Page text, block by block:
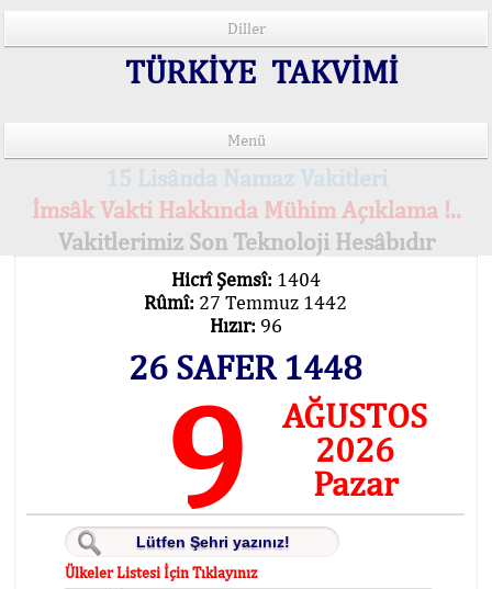
Diller
TÜRKİYE TAKVİMİ
Menü
15 Lisânda Namaz Vakitleri
İmsâk Vakti Hakkında Mühim Açıklama !..
Vakitlerimiz Son Teknoloji Hesâbıdır
Hicrî Şemsî: 1404
Rûmî: 27 Temmuz 1442
Hızır: 96
26 SAFER 1448
9
AĞUSTOS
2026
Pazar
Ülkeler Listesi İçin Tıklayınız